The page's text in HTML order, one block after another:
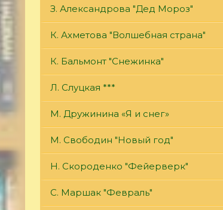
З. Александрова "Дед Мороз"
К. Ахметова "Волшебная страна"
К. Бальмонт "Снежинка"
Л. Слуцкая ***
М. Дружинина «Я и снег»
М. Свободин "Новый год"
Н. Скороденко "Фейерверк"
С. Маршак "Февраль"